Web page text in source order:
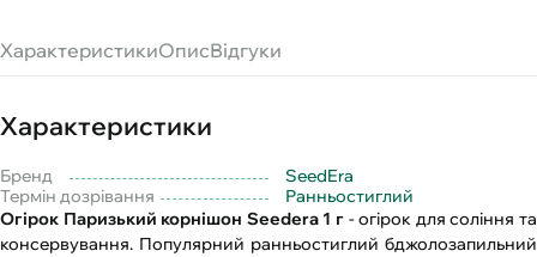
ХарактеристикиОписВідгуки
Характеристики
Бренд
SeedEra
Термін дозрівання
Ранньостиглий
Огірок Паризький корнішон Seedera 1 г - огірок для соління та
консервування. Популярний ранньостиглий бджолозапильний